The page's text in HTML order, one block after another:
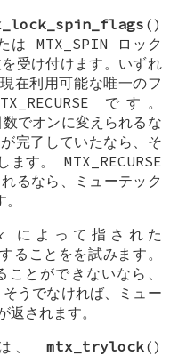
()
は MTX_SPIN ロック
受け付けます。いずれ
在利用可能な唯一のフ
です。
数でオンに変えられるな
完了していたなら、そ
ます。 MTX_RECURSE
るなら、ミューテック
によって指された
ることをを試みます。
とができないなら、
でなければ、ミュー
されます。
、 mtx_trylock()